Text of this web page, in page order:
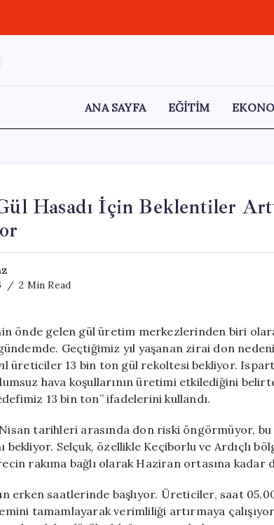
youtube.com/
ANA SAYFA EĞİTİM
Hasadı İçin Beklentiler
2 Min Read
önde gelen gül üretim merkezlerinden biri
Geçtiğimiz yıl yaşanan zirai don
üreticiler 13 bin ton gül rekoltesi bekliyor.
hava koşullarının üretimi etkilediğini
13 bin ton” ifadelerini kullandı.
tarihleri arasında don riski öngörmüyor, bu
bekliyor. Selçuk, özellikle Keçiborlu ve Ardıçlı
rakıma bağlı olarak Haziran ortasına kadar
erken saatlerinde başlıyor. Üreticiler, saat
tamamlayarak verimliliği artırmaya